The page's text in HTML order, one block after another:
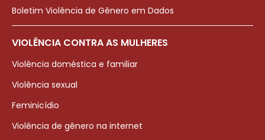
Boletim Violência de Gênero em Dados
VIOLÊNCIA CONTRA AS MULHERES
Violência doméstica e familiar
Violência sexual
Feminicídio
Violência de gênero na internet